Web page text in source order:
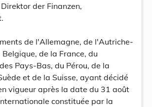
der Finanzen,
de l'Allemagne, de l'Autriche-
de la France, du
Pays-Bas, du Pérou, de la
et de la Suisse, ayant décidé
vigueur après la date du 31 août
constituée par la